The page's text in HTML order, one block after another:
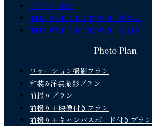
スタジオ撮影
THE WEDDING TOWN｜熊本店
THE WEDDING TOWN｜福岡店
Photo Plan
ロケーション撮影プラン
和装&洋装撮影プラン
前撮りプラン
前撮り＋映像付きプラン
前撮り＋キャンバスボード付きプラン